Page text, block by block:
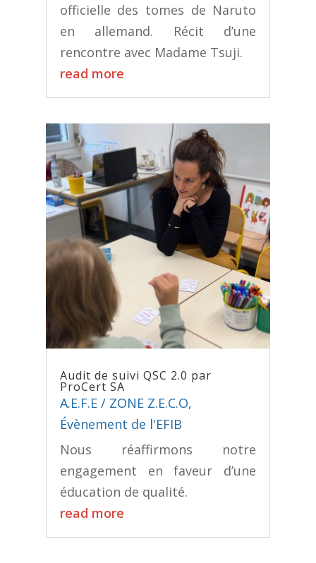
officielle des tomes de Naruto
en allemand. Récit d’une
rencontre avec Madame Tsuji.
read more
Audit de suivi QSC 2.0 par
ProCert SA
A.E.F.E / ZONE Z.E.C.O,
Évènement de l'EFIB
Nous réaffirmons notre
engagement en faveur d’une
éducation de qualité.
read more